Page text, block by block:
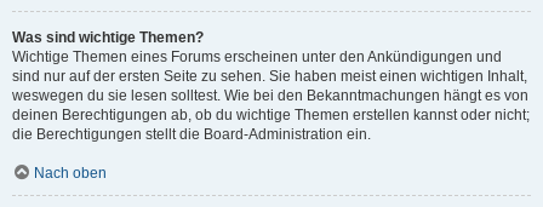
Was sind wichtige Themen?
Wichtige Themen eines Forums erscheinen unter den Ankündigungen und
sind nur auf der ersten Seite zu sehen. Sie haben meist einen wichtigen Inhalt,
weswegen du sie lesen solltest. Wie bei den Bekanntmachungen hängt es von
deinen Berechtigungen ab, ob du wichtige Themen erstellen kannst oder nicht;
die Berechtigungen stellt die Board-Administration ein.
Nach oben